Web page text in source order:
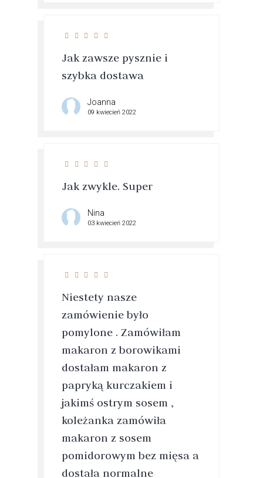
Jak zawsze pysznie i
szybka dostawa
Joanna
09 kwiecień 2022
Jak zwykle. Super
Nina
03 kwiecień 2022
Niestety nasze
zamówienie było
pomylone . Zamówiłam
makaron z borowikami
dostałam makaron z
papryką kurczakiem i
jakimś ostrym sosem ,
koleżanka zamówiła
makaron z sosem
pomidorowym bez mięsa a
dostała normalne